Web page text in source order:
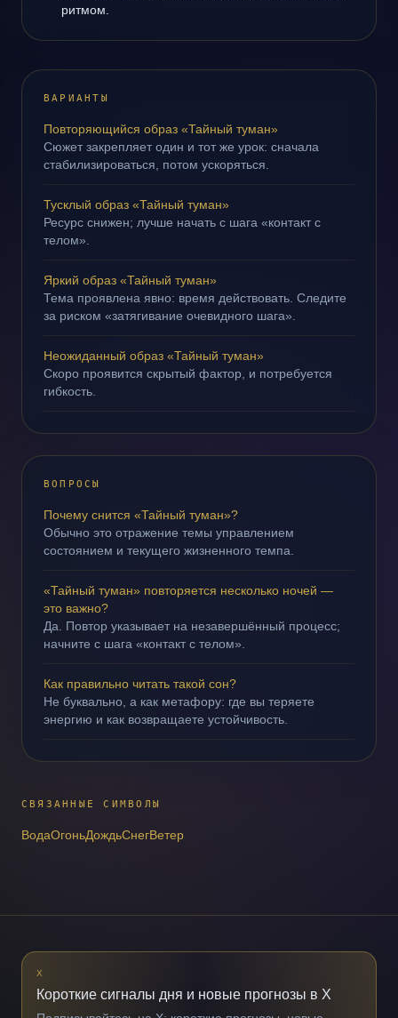
ритмом.
ВАРИАНТЫ
Повторяющийся образ «Тайный туман»
Сюжет закрепляет один и тот же урок: сначала
стабилизироваться, потом ускоряться.
Тусклый образ «Тайный туман»
Ресурс снижен; лучше начать с шага «контакт с
телом».
Яркий образ «Тайный туман»
Тема проявлена явно: время действовать. Следите
за риском «затягивание очевидного шага».
Неожиданный образ «Тайный туман»
Скоро проявится скрытый фактор, и потребуется
гибкость.
ВОПРОСЫ
Почему снится «Тайный туман»?
Обычно это отражение темы управлением
состоянием и текущего жизненного темпа.
«Тайный туман» повторяется несколько ночей —
это важно?
Да. Повтор указывает на незавершённый процесс;
начните с шага «контакт с телом».
Как правильно читать такой сон?
Не буквально, а как метафору: где вы теряете
энергию и как возвращаете устойчивость.
СВЯЗАННЫЕ СИМВОЛЫ
ВодаОгоньДождьСнегВетер
X
Короткие сигналы дня и новые прогнозы в X